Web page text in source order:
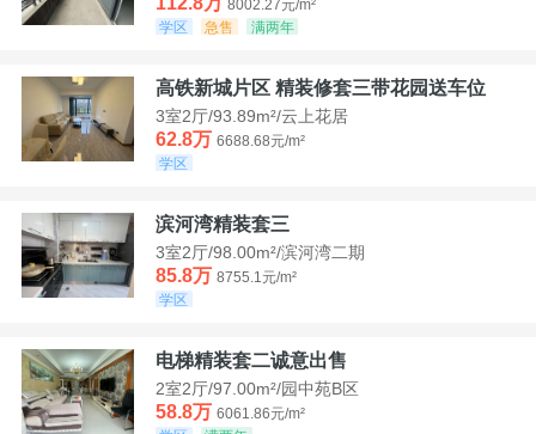
8002.27元/m²
学区
急售 满两年
高铁新城片区 精装修套三带花园送车位
3室2厅/93.89m²/云上花居
62.8万 6688.68元/m²
学区
滨河湾精装套三
3室2厅/98.00m²/滨河湾二期
85.8万 8755.1元/m²
学区
电梯精装套二诚意出售
2室2厅/97.00m²/园中苑B区
58.8万 6061.86元/m²